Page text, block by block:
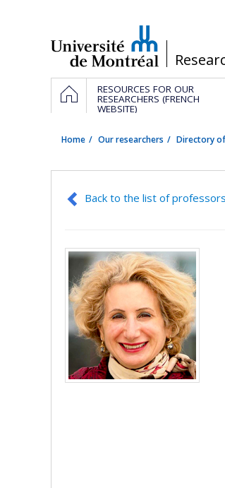
/
Navigation
principale
HOMERESOURCES FOR OUR
RESEARCHERS (FRENCH
WEBSITE)
Home Our researchers Directory
Back to the list of professors